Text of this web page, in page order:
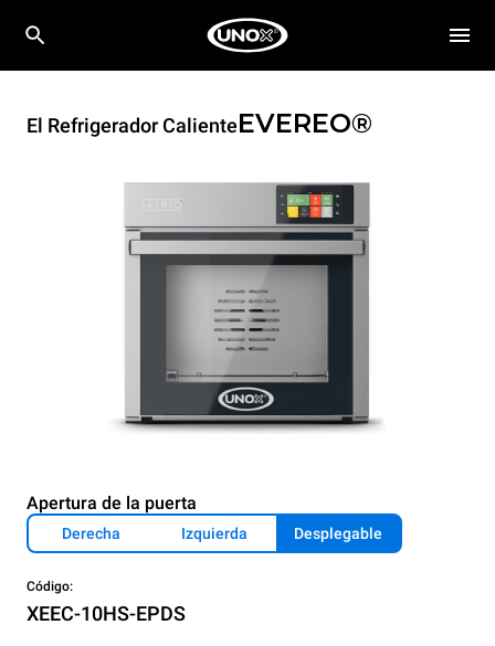
El Refrigerador CalienteEVEREO®
Apertura de la puerta
Derecha Izquierda Desplegable
Código:
XEEC-10HS-EPDS